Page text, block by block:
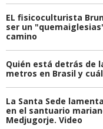
EL fisicoculturista
ser un
camino
Quién está detrás de
metros en Brasil y
La Santa Sede
en el santuario
Medjugorje. Video